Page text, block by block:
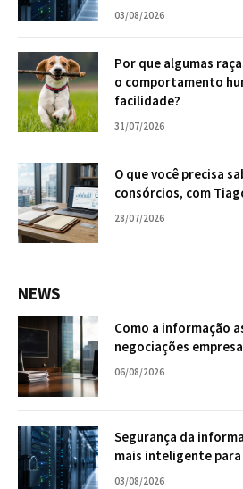
03/08/2026
Por que algumas
o comportamento
facilidade?
31/07/2026
O que você precisa
consórcios, com
28/07/2026
NEWS
Como a informação
negociações
06/08/2026
Segurança da
mais inteligente
empresa
03/08/2026